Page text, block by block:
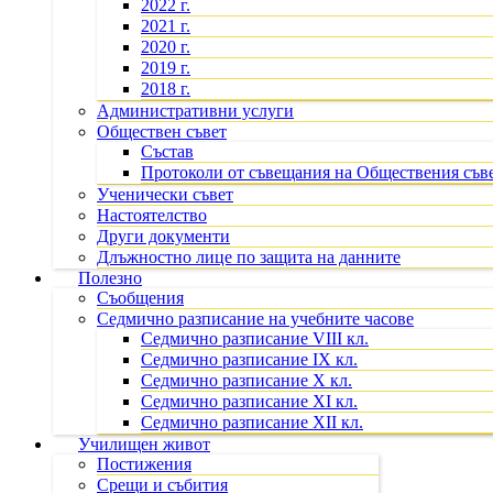
2022 г.
2021 г.
2020 г.
2019 г.
2018 г.
Административни услуги
Обществен съвет
Състав
Протоколи от съвещания на Обществения
Ученически съвет
Настоятелство
Други документи
Длъжностно лице по защита на данните
Полезно
Съобщения
Седмично разписание на учебните часове
Седмично разписание VIII кл.
Седмично разписание IX кл.
Седмично разписание X кл.
Седмично разписание XI кл.
Седмично разписание XII кл.
Училищен живот
Постижения
Срещи и събития